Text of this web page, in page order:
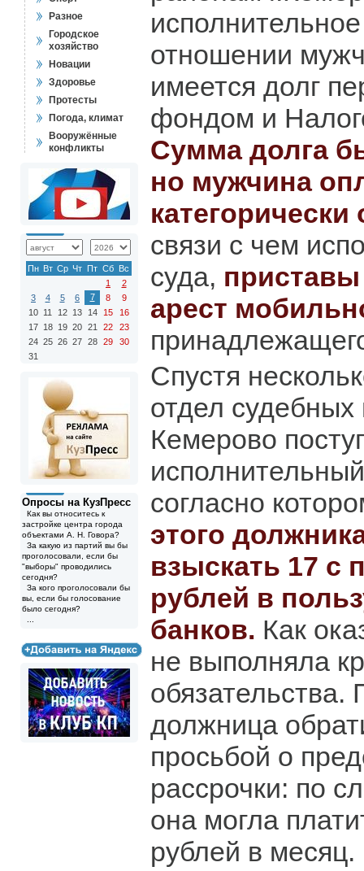
Разное
Городское
хозяйство
Новации
Здоровье
Протесты
Погода, климат
Вооружённые
конфликты
Пн Вт Ср Чт Пт Сб Вс
1
2
3
4 5 6 7 8
9
10 11 12 13 14 15
16
17 18 19 20 21 22
23
24 25 26 27 28 29
30
31
Опросы на КузПресс
Как вы относитесь к
застройке центра города
объектами А. Н. Говора?
За какую из партий вы бы
проголосовали, если бы
"выборы" проводились
сегодня?
За кого проголосовали бы
вы, если бы голосование
было сегодня?
отношении
имеется долг
фондом и
Сумма долга
но мужчина
категорически
связи с чем
суда,
арест
Спустя
отдел судебных
Кемерово
согласно
этого
взыскать 17 с
рублей в
банков. Как
не выполняла
обязательства.
должница
просьбой о
рассрочки: по
она могла
рублей в месяц.